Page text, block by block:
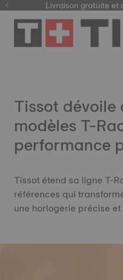
Livraison gratuite et
Tissot
modèles T-
performance
Tissot étend sa ligne T-
références qui
une horlogerie précise